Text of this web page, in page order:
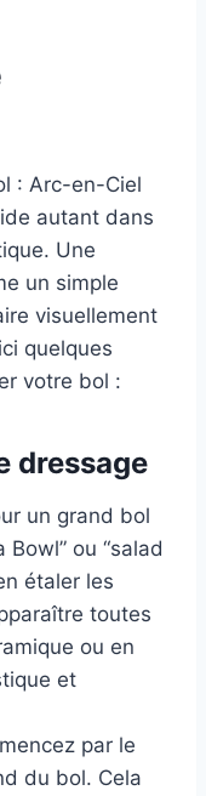
: Arc-en-Ciel
autant dans
Une
un simple
visuellement
quelques
votre bol :
dressage
un grand bol
ou “salad
étaler les
toutes
ou en
et
par le
du bol. Cela